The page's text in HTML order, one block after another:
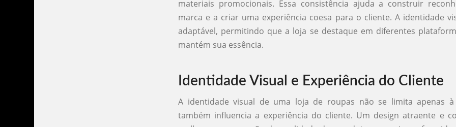
materiais promocionais. Essa consistência ajuda a construir
marca e a criar uma experiência coesa para o cliente. A identidade
adaptável, permitindo que a loja se destaque em diferentes
mantém sua essência.
Identidade Visual e Experiência do Cliente
A identidade visual de uma loja de roupas não se limita apenas à
também influencia a experiência do cliente. Um design atraente e